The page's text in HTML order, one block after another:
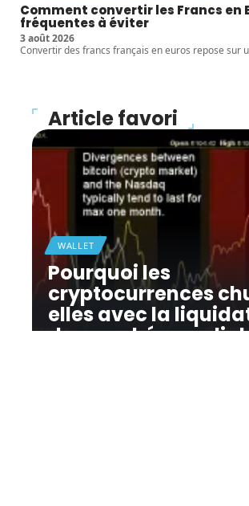
Comment convertir les Francs en
fréquentes à éviter
3 août 2026
Convertir des francs français en euros repose sur
Article favori
WALLET
Pourquoi les
cryptocurrences
elles avec la
du marché mondial